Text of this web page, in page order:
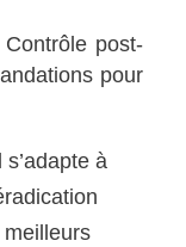
post-
pour
à